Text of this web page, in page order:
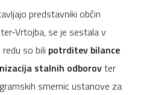
predstavniki občin
Vrtojba, se je sestala v
so bili potrditev bilance
stalnih odborovter
smernic ustanove za